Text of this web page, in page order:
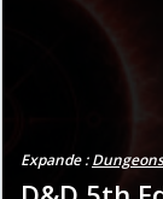
Expande :